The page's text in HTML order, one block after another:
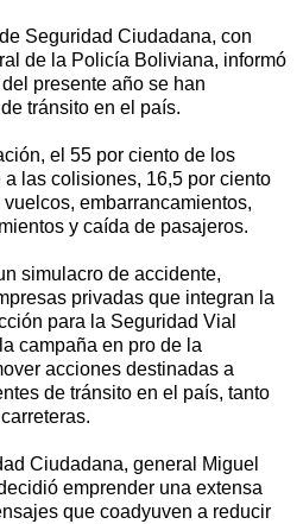
Seguridad Ciudadana, con
de la Policía Boliviana, informó
presente año se han
tránsito en el país.
el 55 por ciento de los
las colisiones, 16,5 por ciento
embarrancamientos,
y caída de pasajeros.
simulacro de accidente,
privadas que integran la
para la Seguridad Vial
campaña en pro de la
acciones destinadas a
de tránsito en el país, tanto
Ciudadana, general Miguel
emprender una extensa
que coadyuven a reducir